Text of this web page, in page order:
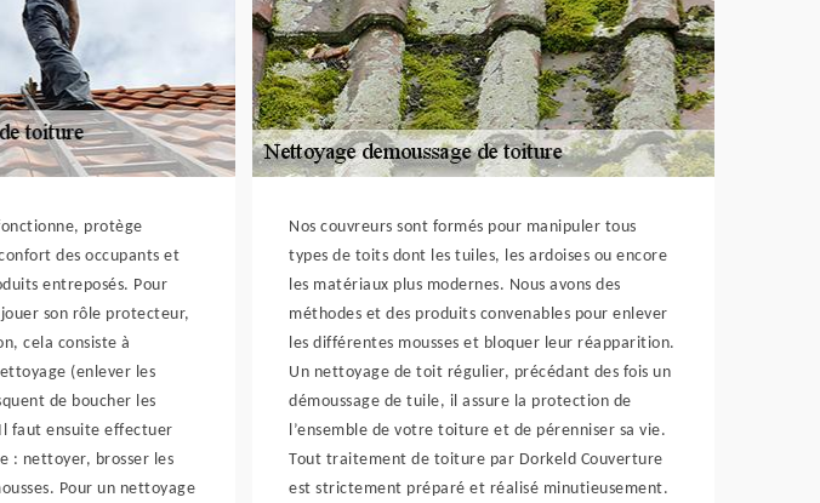
protège
des occupants et
entreposés. Pour
son rôle protecteur,
cela consiste à
(enlever les
de boucher les
faut ensuite effectuer
: nettoyer, brosser les
Pour un nettoyage
Nos couvreurs sont formés pour manipuler tous
types de toits dont les tuiles, les ardoises ou encore
les matériaux plus modernes. Nous avons des
méthodes et des produits convenables pour enlever
les différentes mousses et bloquer leur réapparition.
Un nettoyage de toit régulier, précédant des fois un
démoussage de tuile, il assure la protection de
l’ensemble de votre toiture et de pérenniser sa vie.
Tout traitement de toiture par Dorkeld Couverture
est strictement préparé et réalisé minutieusement.